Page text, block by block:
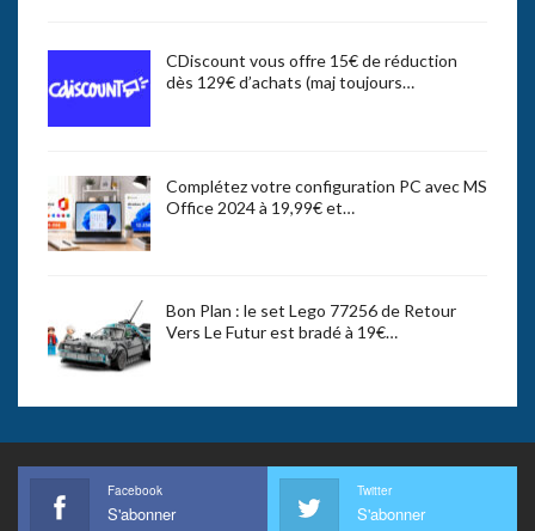
CDiscount vous offre 15€ de réduction
dès 129€ d’achats (maj toujours…
Complétez votre configuration PC avec MS
Office 2024 à 19,99€ et…
Bon Plan : le set Lego 77256 de Retour
Vers Le Futur est bradé à 19€…
Facebook
S'abonner
Twitter
S'abonner